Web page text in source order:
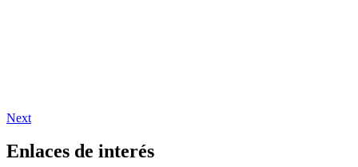
Next
Enlaces de interés